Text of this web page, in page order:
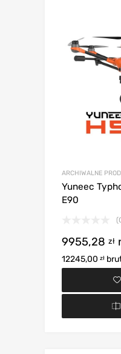
ARCHIWALNE
Yuneec
E90
9955,28 zł
12245,00 zł